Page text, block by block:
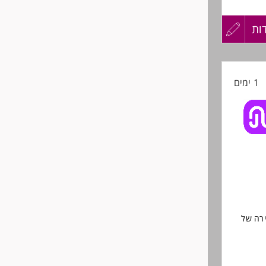
עדכון
1 ימים
של